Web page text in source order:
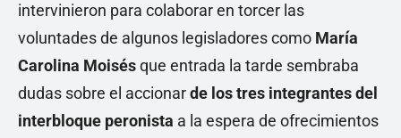
intervinieron para colaborar en torcer las
voluntades de algunos legisladores como María
Carolina Moisésque entrada la tarde sembraba
dudas sobre el accionarde los tres integrantes del
interbloque peronista a la espera de ofrecimientos